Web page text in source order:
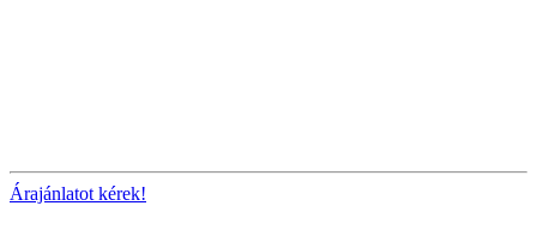
Árajánlatot kérek!